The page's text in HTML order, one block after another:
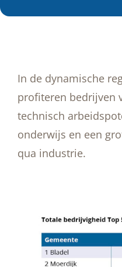
In de dynamische
profiteren bedrijven
technisch
onderwijs en een
qua industrie.